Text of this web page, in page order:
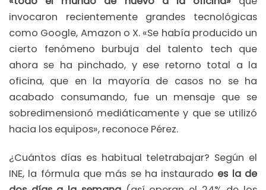
invocaron recientemente grandes tecnológicas
como Google, Amazon o X. «Se había producido un
cierto fenómeno burbuja del talento tech que
ahora se ha pinchado, y ese retorno total a la
oficina, que en la mayoría de casos no se ha
acabado consumando, fue un mensaje que se
sobredimensionó mediáticamente y que se utilizó
hacia los equipos», reconoce Pérez.
¿Cuántos días es habitual teletrabajar? Según el
INE, la fórmula que más se ha instaurado es la de